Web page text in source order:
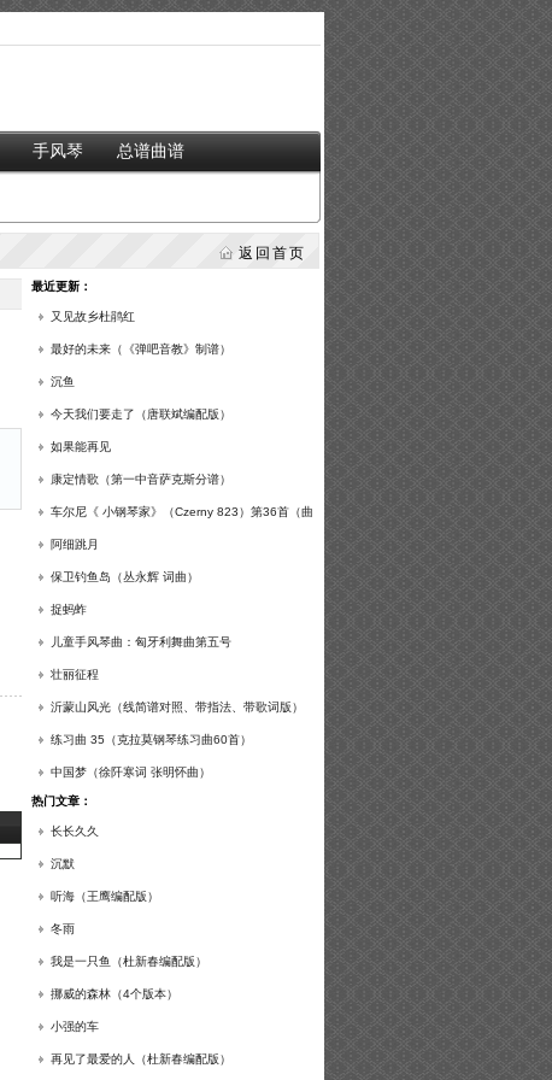
手风琴 总谱曲谱
返回首页
最近更新：
又见故乡杜鹃红
最好的未来（《弹吧音教》制谱）
沉鱼
今天我们要走了（唐联斌编配版）
如果能再见
康定情歌（第一中音萨克斯分谱）
车尔尼《 小钢琴家》（Czerny 823）第36首（曲
谱及练习提示）
阿细跳月
保卫钓鱼岛（丛永辉 词曲）
捉蚂蚱
儿童手风琴曲：匈牙利舞曲第五号
壮丽征程
沂蒙山风光（线简谱对照、带指法、带歌词版）
练习曲 35（克拉莫钢琴练习曲60首）
中国梦（徐阡寒词 张明怀曲）
热门文章：
长长久久
沉默
听海（王鹰编配版）
冬雨
我是一只鱼（杜新春编配版）
挪威的森林（4个版本）
小强的车
再见了最爱的人（杜新春编配版）